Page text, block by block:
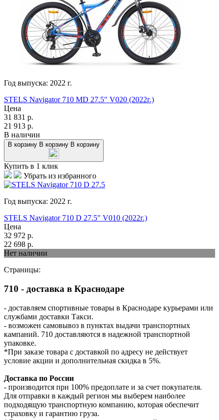
Год выпуска: 2022 г.
STELS Navigator 710 MD 27.5" V020 (2022г.)
Цена
31 831 р.
21 913 р.
В наличии
В корзину В корзину В корзину
Купить в 1 клик
Убрать из избранного
Год выпуска: 2022 г.
STELS Navigator 710 D 27.5" V010 (2022г.)
Цена
32 972 р.
22 698 р.
Нет наличии
Страницы:
710 - доставка в Краснодаре
- доставляем спортивные товары в Краснодаре курьерами или
службами доставки Такси.
- возможен самовывоз в пунктах выдачи транспортных
кампаний. 710 доставляются в надежной транспортной
упаковке.
*При заказе товара с доставкой по адресу не действует
условие акции и дополнительная скидка в 5%.
Доставка по России
- производится при 100% предоплате и за счет покупателя.
Для отправки в каждый регион мы выберем наиболее
подходящую транспортную компанию, которая обеспечит
страховку и гарантию груза.